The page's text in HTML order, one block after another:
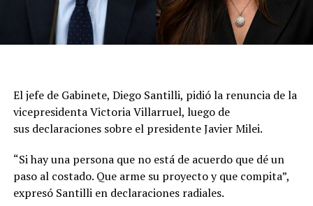
transmitieron la decisión de reducir el nivel de
representación, y que puede volver a la Argentina. La
medida no implica una expulsión ni una declaración de
A partir de ahora, las relaciones diplomáticas quedarán
al frente de los encargados de negocios en las
respectivas embajadas mientras persista la escalada de
tensión entre Milei y Lula. La decisión de Brasil abre un
escenario de incertidumbre sobre el futuro de los
vínculos entre las dos principales economías del
El jefe de Gabinete, Diego Santilli, pidió la renuncia de la
vicepresidenta Victoria Villarruel, luego de
sus declaraciones sobre el presidente Javier Milei.
“Si hay una persona que no está de acuerdo que dé un
paso al costado. Que arme su proyecto y que compita”,
expresó Santilli en declaraciones radiales.